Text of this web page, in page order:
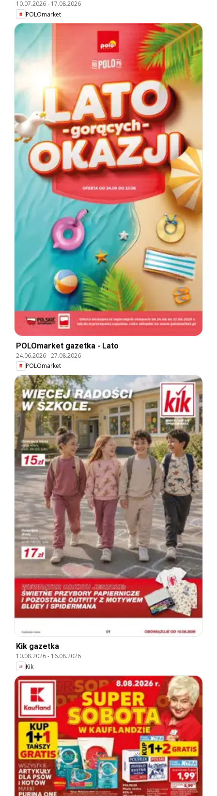
10.07.2026- 17.08.2026
POLOmarket
POLOmarket gazetka - Lato
24.06.2026-27.08.2026
POLOmarket
Kik gazetka
10.08.2026- 16.08.2026
Kik